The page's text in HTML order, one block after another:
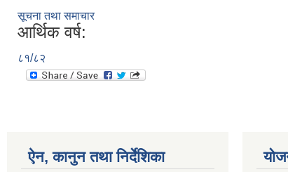
सूचना तथा समाचार
आर्थिक वर्ष:
८१/८२
ऐन, कानुन तथा निर्देशिका